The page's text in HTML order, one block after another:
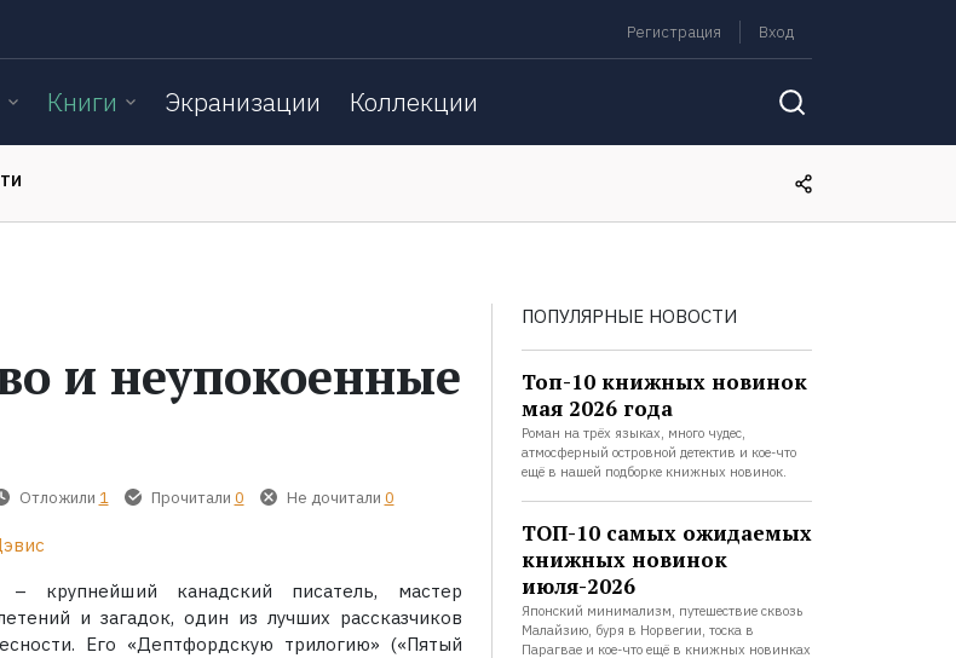
Регистрация Вход
Книги Экранизации Коллекции
и неупокоенные
Отложили 1 Прочитали 0 Не дочитали 0
– крупнейший канадский писатель, мастер
и загадок, один из лучших рассказчиков
Его «Дептфордскую трилогию» («Пятый
ПОПУЛЯРНЫЕ НОВОСТИ
Топ-10 книжных новинок
мая 2026 года
Роман на трёх языках, много чудес,
атмосферный островной детектив и кое-что
ещё в нашей подборке книжных новинок.
ТОП-10 самых ожидаемых
книжных новинок
июля-2026
Японский минимализм, путешествие сквозь
Малайзию, буря в Норвегии, тоска в
Парагвае и кое-что ещё в книжных новинках